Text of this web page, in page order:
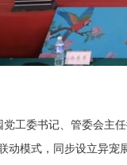
工委书记、管委会主
动模式，同步设立异